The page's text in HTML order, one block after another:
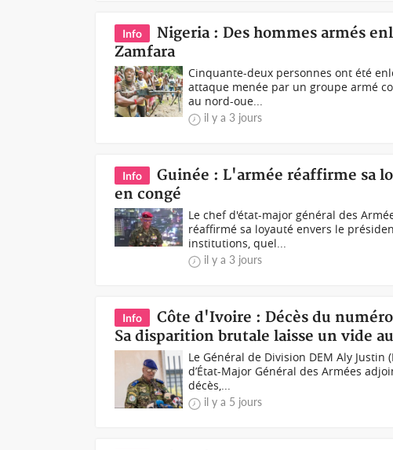
Info
Nigeria : Des hommes armés
Zamfara
Cinquante-deux personnes ont été
attaque menée par un groupe armé
au nord-oue...
il y a 3 jours
Info
Guinée : L'armée réaffirme sa
en congé
Le chef d'état-major général des
réaffirmé sa loyauté envers le
institutions, quel...
il y a 3 jours
Info
Côte d'Ivoire : Décès du
Sa disparition brutale laisse un vide
Le Général de Division DEM Aly Justin
d’État-Major Général des Armées
décès,...
il y a 5 jours